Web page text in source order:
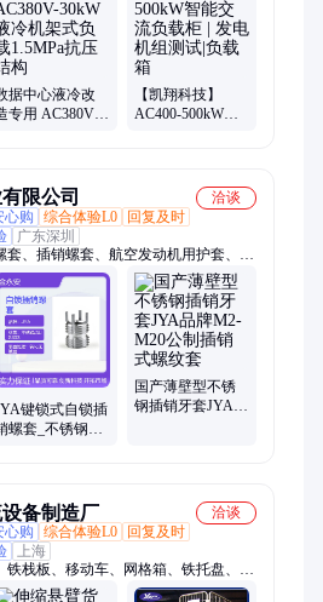
据中心液冷改
专用 AC380V-
【凯翔科技】
AC400-500kW智
限公司
洽谈
心购 综合体验L0
回复及时
广东深圳
、插销螺套、航空发动机用护套、
螺套、防松垫片、低熔点合金、无尾螺
键锁式自锁插
螺套_不锈钢本
国产薄壁型不锈
钢插销牙套JYA品
设备制造厂
洽谈
心购 综合体验L0
回复及时
上海
铁栈板、移动车、网格箱、铁托盘、金
巧固架、清洗筐、仓库笼、工位车、铁